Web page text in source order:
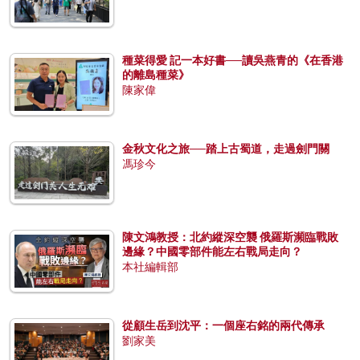
種菜得愛 記一本好書──讀吳燕青的《在香港
的離島種菜》
陳家偉
金秋文化之旅──踏上古蜀道，走過劍門關
馮珍今
陳文鴻教授：北約縱深空襲 俄羅斯瀕臨戰敗
邊緣？中國零部件能左右戰局走向？
本社編輯部
從顧生岳到沈平：一個座右銘的兩代傳承
劉家美